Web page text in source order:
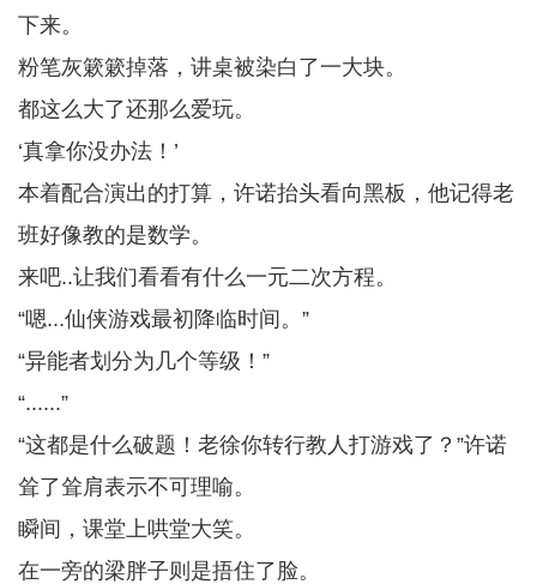
下来。
粉笔灰簌簌掉落，讲桌被染白了一大块。
都这么大了还那么爱玩。
‘真拿你没办法！’
本着配合演出的打算，许诺抬头看向黑板，他记得老
班好像教的是数学。
来吧..让我们看看有什么一元二次方程。
“嗯...仙侠游戏最初降临时间。”
“异能者划分为几个等级！”
“......”
“这都是什么破题！老徐你转行教人打游戏了？”许诺
耸了耸肩表示不可理喻。
瞬间，课堂上哄堂大笑。
在一旁的梁胖子则是捂住了脸。